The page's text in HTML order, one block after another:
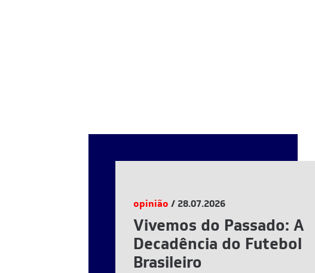
opinião / 28.07.2026
Vivemos do Passado: A
Decadência do Futebol
Brasileiro